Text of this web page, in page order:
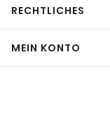
RECHTLICHES
MEIN KONTO